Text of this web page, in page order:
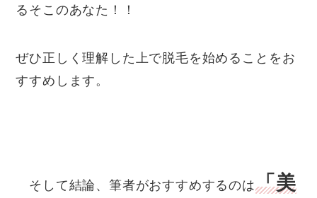
るそこのあなた！！
ぜひ正しく理解した上で脱毛を始めることをお
すすめします。
そして結論、筆者がおすすめするのは「美